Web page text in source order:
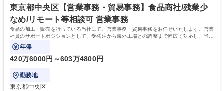
再雇用有
賃の50%（月額7万円まで）を補助 学歴・資格 学歴：大学院 大学 語学
力： 資格：
東京都中央区【営業事務・貿易事務】食品商社/残業少
なめ/リモート等相談可 営業事務
食品の加工・販売を行っている当社にて、営業事務・貿易事務をお任せいたします。営業
社員のサポートポジションとして、受発注から海外工場との調整まで幅広く対応し、当社
事業の根幹を支えていただきます。
年俸
420万6000円～603万4800円
勤務地
東京都中央区